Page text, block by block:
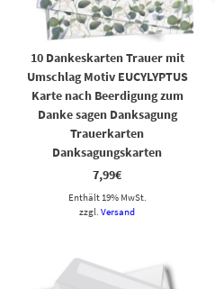
10 Dankeskarten Trauer mit
Umschlag Motiv EUCYLYPTUS
Karte nach Beerdigung zum
Danke sagen Danksagung
Trauerkarten
Danksagungskarten
7,99€
Enthält 19% MwSt.
zzgl.Versand